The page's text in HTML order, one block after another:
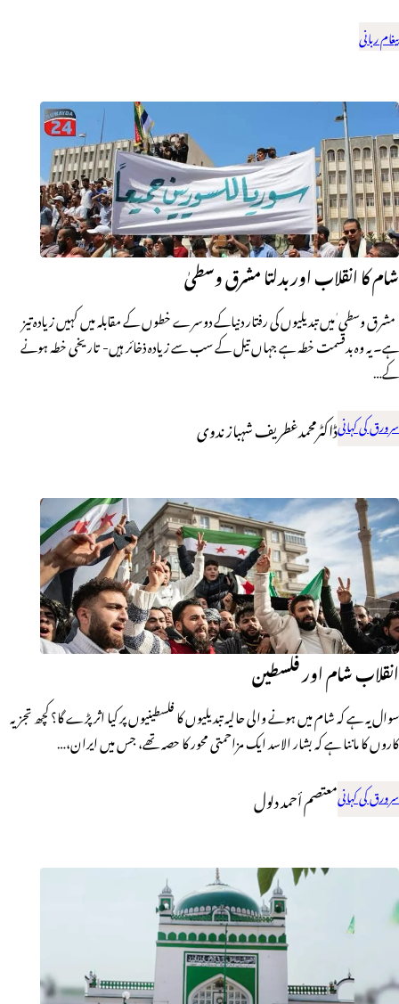
پیغام ربانی
شام کا انقلاب اوربدلتا مشرق وسطیٰ
مشرق وسطی ٰ میں تبدیلیوں کی رفتار دنیاکے دوسرے خطوں کے مقابلہ میں کہیں زیادہ تیز
ہے۔ یہ وہ بدقسمت خطہ ہے جہاں تیل کے سب سے زیادہ ذخائر ہیں- تاریخی خطہ ہونے
کے…
سرورق کی کہانیڈاکٹرمحمدغطریف شہباز ندوی
انقلاب شام اور فلسطین
سوال یہ ہے کہ شام میں ہونے والی حالیہ تبدیلیوں کا فلسطینیوں پر کیا اثر پڑے گا؟ کچھ تجزیہ
کاروں کا ماننا ہے کہ بشار الاسد ایک مزاحمتی محور کا حصہ تھے، جس میں ایران،…
سرورق کی کہانیمعتصم أحمد دلول